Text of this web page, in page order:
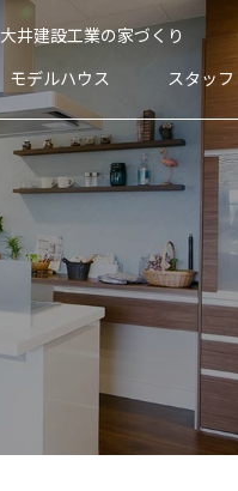
大井建設工業の家づくり
モデルハウス スタッフ